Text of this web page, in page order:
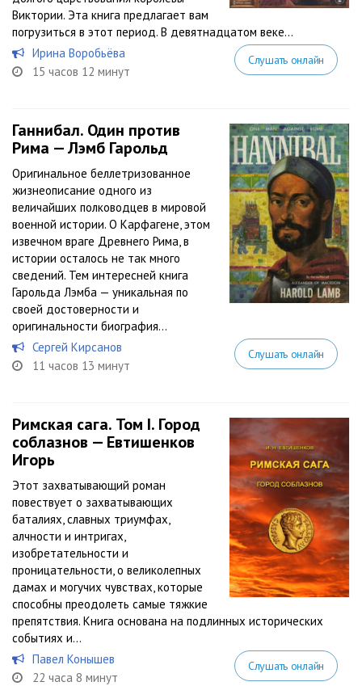
Виктории. Эта книга предлагает вам
погрузиться в этот период. В девятнадцатом веке...
Ирина Воробьёва
15 часов 12 минут
Слушать онлайн
Ганнибал. Один против
Рима — Лэмб Гарольд
Оригинальное беллетризованное
жизнеописание одного из
величайших полководцев в мировой
военной истории. О Карфагене, этом
извечном враге Древнего Рима, в
истории осталось не так много
сведений. Тем интересней книга
Гарольда Лэмба — уникальная по
своей достоверности и
оригинальности биография...
Сергей Кирсанов
11 часов 13 минут
Слушать онлайн
Римская сага. Том I. Город
соблазнов — Евтишенков
Игорь
Этот захватывающий роман
повествует о захватывающих
баталиях, славных триумфах,
алчности и интригах,
изобретательности и
проницательности, о великолепных
дамах и могучих чувствах, которые
способны преодолеть самые тяжкие
препятствия. Книга основана на подлинных исторических
событиях и...
Павел Конышев
22 часа 8 минут
Слушать онлайн